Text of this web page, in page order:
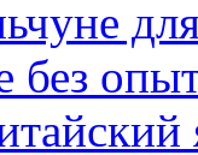
без